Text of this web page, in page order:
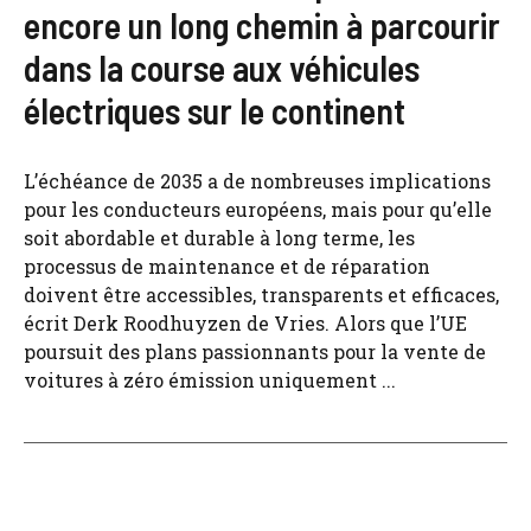
encore un long chemin à parcourir
dans la course aux véhicules
électriques sur le continent
L’échéance de 2035 a de nombreuses implications
pour les conducteurs européens, mais pour qu’elle
soit abordable et durable à long terme, les
processus de maintenance et de réparation
doivent être accessibles, transparents et efficaces,
écrit Derk Roodhuyzen de Vries. Alors que l’UE
poursuit des plans passionnants pour la vente de
voitures à zéro émission uniquement ...